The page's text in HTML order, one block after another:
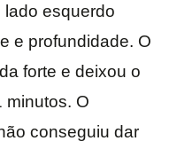
lado esquerdo
e profundidade. O
forte e deixou o
minutos. O
conseguiu dar